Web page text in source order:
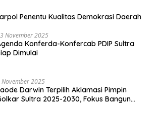
Penentu Kualitas Demokrasi Daerah
November 2025
Konferda-Konfercab PDIP Sultra
Dimulai
November 2025
Darwin Terpilih Aklamasi Pimpin
Sultra 2025-2030, Fokus Bangun